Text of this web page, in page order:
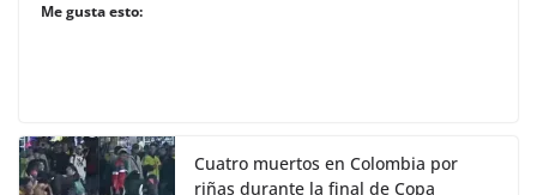
Me gusta esto:
Cuatro muertos en Colombia por
riñas durante la final de Copa